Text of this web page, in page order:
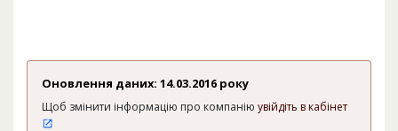
Оновлення даних: 14.03.2016 року
Щоб змінити інформацію про компанію увійдіть в кабінет